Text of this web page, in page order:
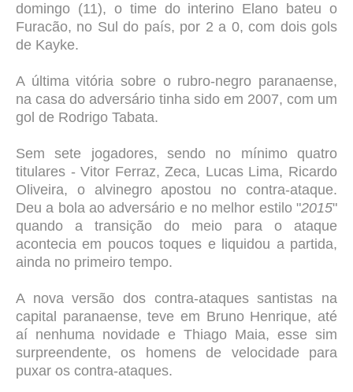
domingo (11), o time do interino Elano bateu o
Furacão, no Sul do país, por 2 a 0, com dois gols
de Kayke.
A última vitória sobre o rubro-negro paranaense,
na casa do adversário tinha sido em 2007, com um
gol de Rodrigo Tabata.
Sem sete jogadores, sendo no mínimo quatro
titulares - Vitor Ferraz, Zeca, Lucas Lima, Ricardo
Oliveira, o alvinegro apostou no contra-ataque.
Deu a bola ao adversário e no melhor estilo "2015"
quando a transição do meio para o ataque
acontecia em poucos toques e liquidou a partida,
ainda no primeiro tempo.
A nova versão dos contra-ataques santistas na
capital paranaense, teve em Bruno Henrique, até
aí nenhuma novidade e Thiago Maia, esse sim
surpreendente, os homens de velocidade para
puxar os contra-ataques.